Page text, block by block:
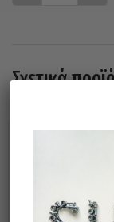
Σχετικά